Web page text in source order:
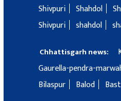
Shivpuri
Shahdol
Shivpuri
shahdol
Chhattisgarh news:
Gaurella-pendra-
Bilaspur
Balod